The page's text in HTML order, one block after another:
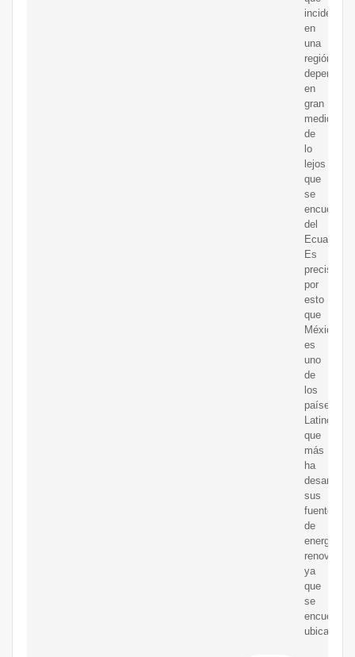
incide
en
una
región
dependerá
en
gran
medida
de
lo
lejos
que
se
encuentre
del
Ecuador.
Es
por
esto
que
México
es
uno
de
los
países
que
más
ha
sus
fuentes
de
energías
ya
que
se
encuentra
ubicado